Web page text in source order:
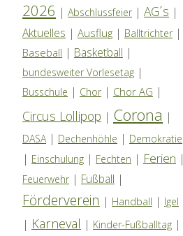
2026 | Abschlussfeier | AG´s |
Aktuelles | Ausflug | Balltrichter |
Baseball | Basketball |
bundesweiter Vorlesetag |
Busschule | Chor | Chor AG |
Circus Lollipop | Corona |
DASA| Dechenhöhle | Demokratie
| Einschulung | Fechten | Ferien |
Feuerwehr | Fußball |
Förderverein | Handball | Igel
| Karneval | Kinder-Fußballtag |